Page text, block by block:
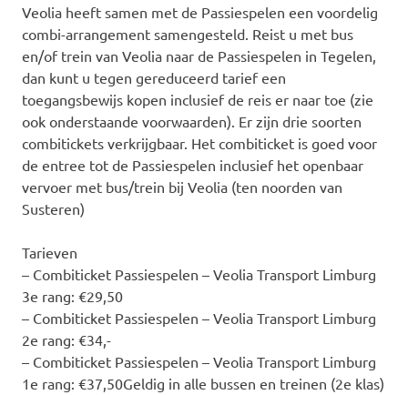
Veolia heeft samen met de Passiespelen een voordelig
combi-arrangement samengesteld. Reist u met bus
en/of trein van Veolia naar de Passiespelen in Tegelen,
dan kunt u tegen gereduceerd tarief een
toegangsbewijs kopen inclusief de reis er naar toe (zie
ook onderstaande voorwaarden). Er zijn drie soorten
combitickets verkrijgbaar. Het combiticket is goed voor
de entree tot de Passiespelen inclusief het openbaar
vervoer met bus/trein bij Veolia (ten noorden van
Susteren)
Tarieven
– Combiticket Passiespelen – Veolia Transport Limburg
3e rang: €29,50
– Combiticket Passiespelen – Veolia Transport Limburg
2e rang: €34,-
– Combiticket Passiespelen – Veolia Transport Limburg
1e rang: €37,50Geldig in alle bussen en treinen (2e klas)